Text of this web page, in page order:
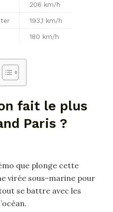
206 km/h
193,1 km/h
180 km/h
fait le plus
Paris ?
que plonge cette
virée sous-marine pour
se battre avec les